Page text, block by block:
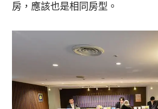
房，應該也是相同房型。